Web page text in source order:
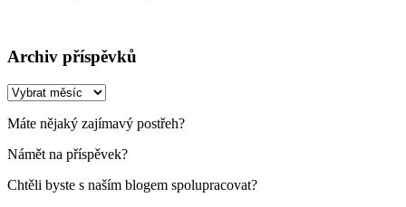
Archiv příspěvků
Archiv
Máte nějaký zajímavý postřeh?
Námět na příspěvek?
Chtěli byste s naším blogem spolupracovat?